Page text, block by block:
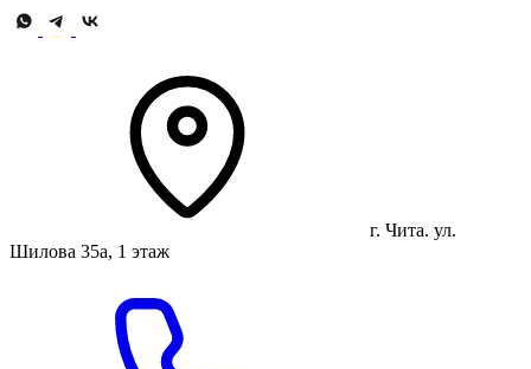
г. Чита. ул.
Шилова 35а, 1 этаж